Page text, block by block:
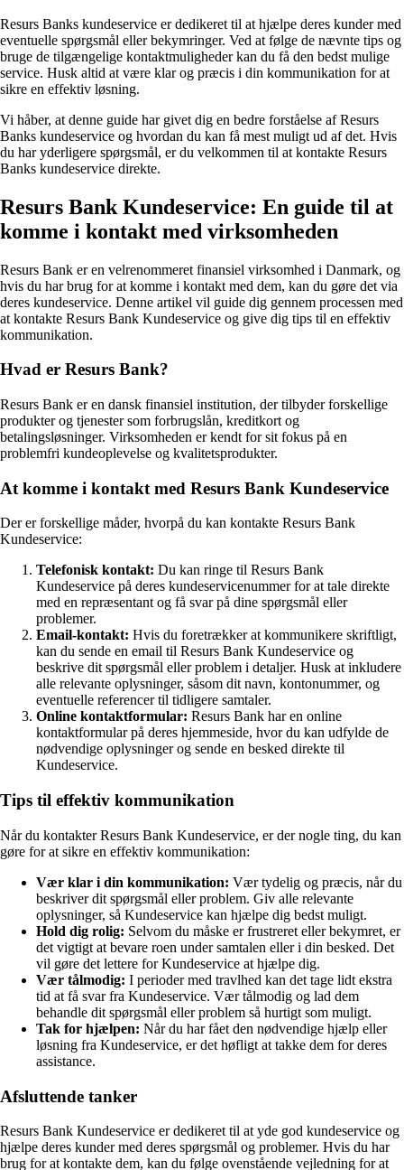
Resurs Banks kundeservice er dedikeret til at hjælpe deres kunder med
eventuelle spørgsmål eller bekymringer. Ved at følge de nævnte tips og
bruge de tilgængelige kontaktmuligheder kan du få den bedst mulige
service. Husk altid at være klar og præcis i din kommunikation for at
sikre en effektiv løsning.
Vi håber, at denne guide har givet dig en bedre forståelse af Resurs
Banks kundeservice og hvordan du kan få mest muligt ud af det. Hvis
du har yderligere spørgsmål, er du velkommen til at kontakte Resurs
Banks kundeservice direkte.
Resurs Bank Kundeservice: En guide til at
komme i kontakt med virksomheden
Resurs Bank er en velrenommeret finansiel virksomhed i Danmark, og
hvis du har brug for at komme i kontakt med dem, kan du gøre det via
deres kundeservice. Denne artikel vil guide dig gennem processen med
at kontakte Resurs Bank Kundeservice og give dig tips til en effektiv
kommunikation.
Hvad er Resurs Bank?
Resurs Bank er en dansk finansiel institution, der tilbyder forskellige
produkter og tjenester som forbrugslån, kreditkort og
betalingsløsninger. Virksomheden er kendt for sit fokus på en
problemfri kundeoplevelse og kvalitetsprodukter.
At komme i kontakt med Resurs Bank Kundeservice
Der er forskellige måder, hvorpå du kan kontakte Resurs Bank
Kundeservice:
Telefonisk kontakt: Du kan ringe til Resurs Bank
Kundeservice på deres kundeservicenummer for at tale direkte
med en repræsentant og få svar på dine spørgsmål eller
problemer.
Email-kontakt: Hvis du foretrækker at kommunikere skriftligt,
kan du sende en email til Resurs Bank Kundeservice og
beskrive dit spørgsmål eller problem i detaljer. Husk at inkludere
alle relevante oplysninger, såsom dit navn, kontonummer, og
eventuelle referencer til tidligere samtaler.
Online kontaktformular: Resurs Bank har en online
kontaktformular på deres hjemmeside, hvor du kan udfylde de
nødvendige oplysninger og sende en besked direkte til
Kundeservice.
Tips til effektiv kommunikation
Når du kontakter Resurs Bank Kundeservice, er der nogle ting, du kan
gøre for at sikre en effektiv kommunikation:
Vær klar i din kommunikation: Vær tydelig og præcis, når du
beskriver dit spørgsmål eller problem. Giv alle relevante
oplysninger, så Kundeservice kan hjælpe dig bedst muligt.
Hold dig rolig: Selvom du måske er frustreret eller bekymret, er
det vigtigt at bevare roen under samtalen eller i din besked. Det
vil gøre det lettere for Kundeservice at hjælpe dig.
Vær tålmodig: I perioder med travlhed kan det tage lidt ekstra
tid at få svar fra Kundeservice. Vær tålmodig og lad dem
behandle dit spørgsmål eller problem så hurtigt som muligt.
Tak for hjælpen: Når du har fået den nødvendige hjælp eller
løsning fra Kundeservice, er det høfligt at takke dem for deres
assistance.
Afsluttende tanker
Resurs Bank Kundeservice er dedikeret til at yde god kundeservice og
hjælpe deres kunder med deres spørgsmål og problemer. Hvis du har
brug for at kontakte dem, kan du følge ovenstående vejledning for at